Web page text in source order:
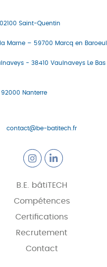
Saint-Quentin
Marne – 59700 Marcq en Baroeul
- 38410 Vaulnaveys Le Bas
Nanterre
contact@be-batitech.fr
B.E. bâtiTECH
Compétences
Certifications
Recrutement
Contact